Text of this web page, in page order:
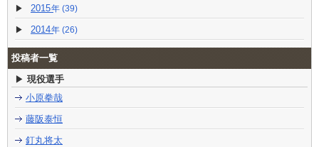
2015 (39)
2014 (26)
投稿者一覧
現役選手
小原拳哉
藤阪泰恒
釘丸将太